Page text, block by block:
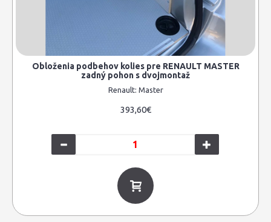
Obloženia podbehov kolies pre RENAULT MASTER
zadný pohon s dvojmontaž
Renault: Master
393,60€